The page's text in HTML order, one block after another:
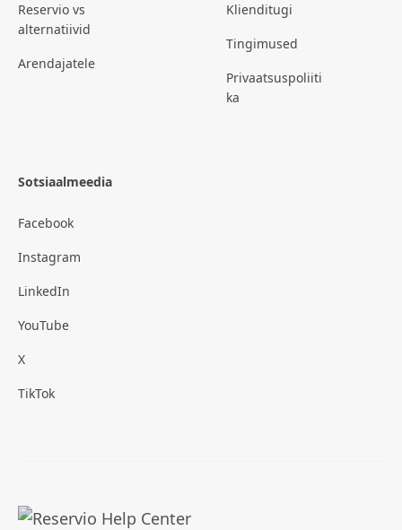
Reservio vs
alternatiivid
Arendajatele
Klienditugi
Tingimused
Privaatsuspoliiti
ka
Sotsiaalmeedia
Facebook
Instagram
LinkedIn
YouTube
X
TikTok